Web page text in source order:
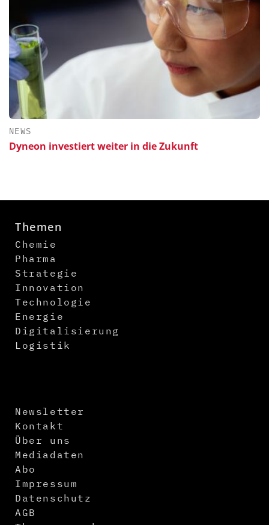
NEWS
Dyneon investiert weiter in die Zukunft
Themen
Chemie
Pharma
Strategie
Innovation
Technologie
Energie
Digitalisierung
Logistik
Newsletter
Kontakt
Über uns
Mediadaten
Abo
Impressum
Datenschutz
AGB